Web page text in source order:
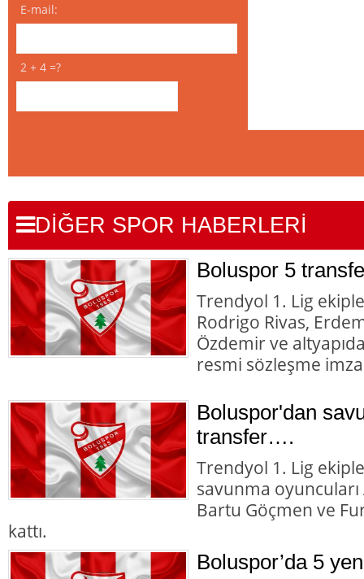
E-mail:
2 + 4 =?
DİĞER SPOR HABERLERİ
Boluspor 5
Trendyol 1. Lig
Rodrigo Rivas,
Özdemir ve
resmi sözleşme
Boluspor'dan
transfer….
Trendyol 1. Lig
savunma oyuncuları
Bartu Göçmen ve
kattı.
Boluspor’da 5